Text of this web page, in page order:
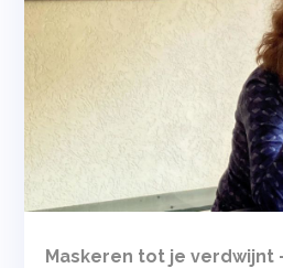
Maskeren tot je verdwijnt